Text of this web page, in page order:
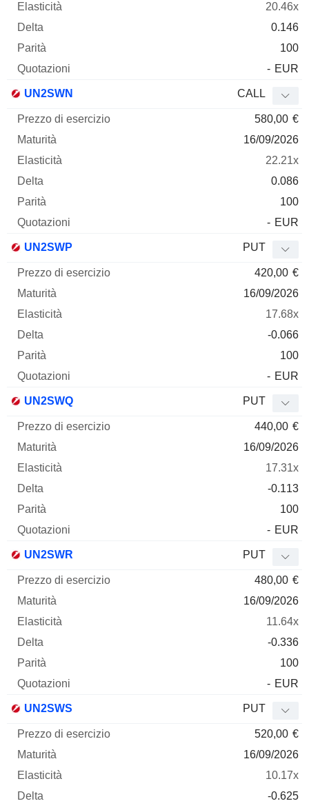
20.46x
0.146
100
- EUR
UN2SWN CALL
580,00 €
16/09/2026
22.21x
0.086
100
- EUR
UN2SWP PUT
420,00 €
16/09/2026
17.68x
-0.066
100
- EUR
UN2SWQ PUT
440,00 €
16/09/2026
17.31x
-0.113
100
- EUR
UN2SWR PUT
480,00 €
16/09/2026
11.64x
-0.336
100
- EUR
UN2SWS PUT
520,00 €
16/09/2026
10.17x
-0.625